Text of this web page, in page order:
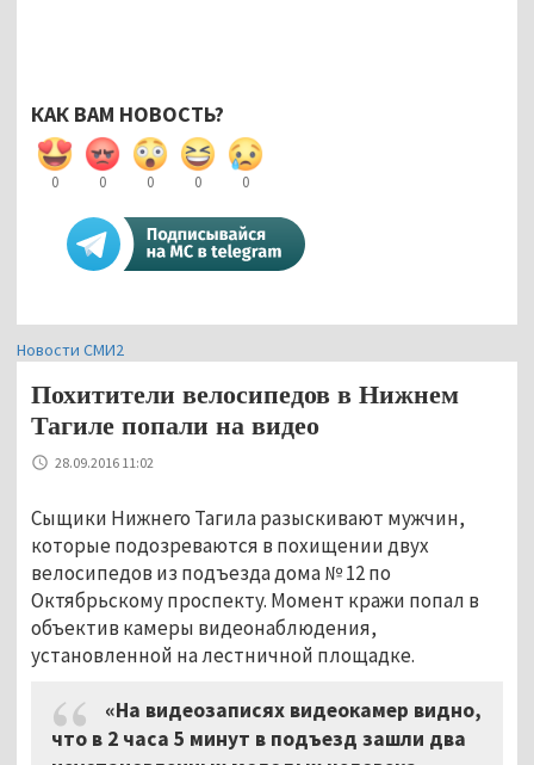
КАК ВАМ НОВОСТЬ?
0 0 0 0 0
Новости СМИ2
Похитители велосипедов в Нижнем
Тагиле попали на видео
28.09.2016 11:02
Сыщики Нижнего Тагила разыскивают мужчин,
которые подозреваются в похищении двух
велосипедов из подъезда дома № 12 по
Октябрьскому проспекту. Момент кражи попал в
объектив камеры видеонаблюдения,
установленной на лестничной площадке.
«На видеозаписях видеокамер видно,
что в 2 часа 5 минут в подъезд зашли два